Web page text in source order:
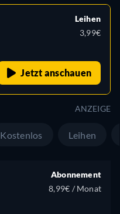
Leihen
3,99€
Jetzt anschauen
ANZEIGE
Kostenlos Leihen
Abonnement
8,99€ / Monat